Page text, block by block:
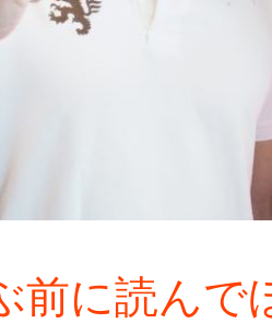
前に読んで